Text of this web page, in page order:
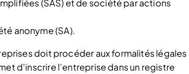
(SAS) et de société par actions
anonyme (SA).
doit procéder aux formalités légales
d’inscrire l’entreprise dans un registre